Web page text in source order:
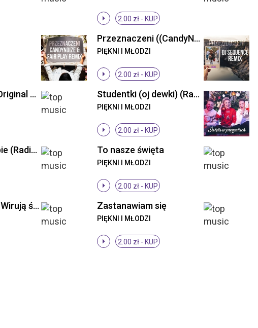
2.00 zł - KUP
Przeznaczeni ((CandyNoize & Fair Play Remix))
PIĘKNI I MŁODZI
2.00 zł - KUP
Przeznaczeni (Original Mix) Studentki (oj dewki) (Radio Edit)
PIĘKNI I MŁODZI
2.00 zł - KUP
Tak już bez Ciebie (Radio Edit) To nasze święta
PIĘKNI I MŁODZI
2.00 zł - KUP
Piękni i Młodzi - Wirują światła (Original Mix) Zastanawiam się
PIĘKNI I MŁODZI
2.00 zł - KUP